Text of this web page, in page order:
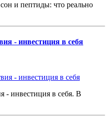
и пептиды: что реально
- инвестиция в себя
- инвестиция в себя. В